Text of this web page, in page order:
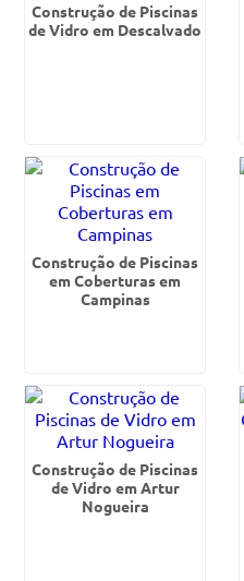
Construção de Piscinas
de Vidro em Descalvado
Construção de Piscinas
em Coberturas em
Campinas
Construção de Piscinas
de Vidro em Artur
Nogueira